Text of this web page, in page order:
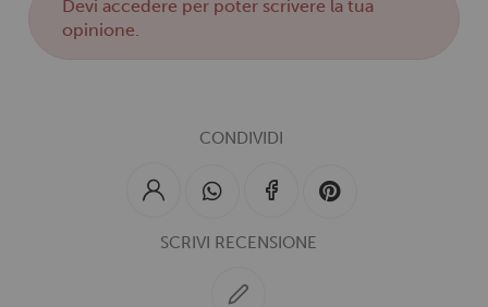
Deviaccedere per poter scrivere la tua
opinione.
CONDIVIDI
SCRIVI RECENSIONE